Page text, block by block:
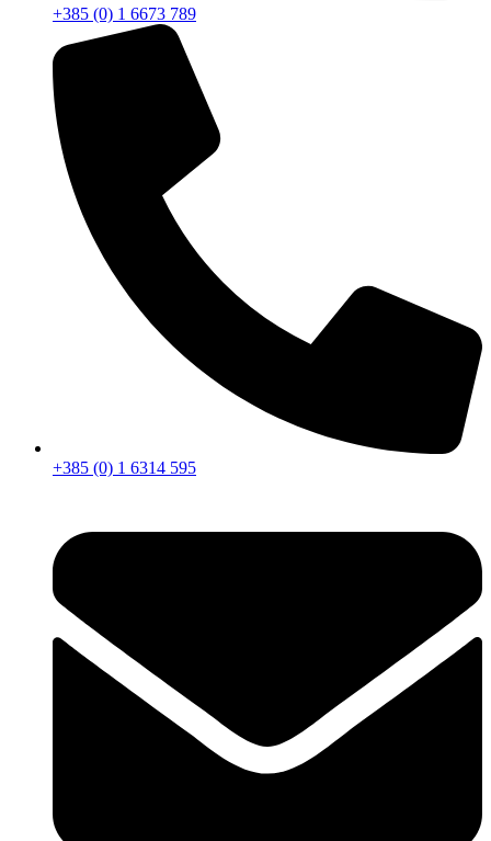
+385 (0) 1 6673 789
+385 (0) 1 6314 595